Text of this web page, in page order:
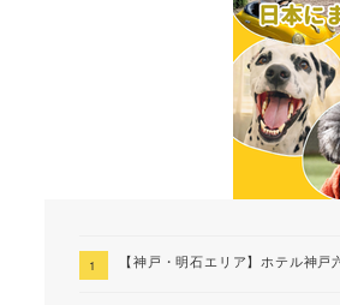
【神戸・明石エリア】ホテル神戸